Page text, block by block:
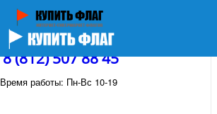
8 (812) 507 88 45
Время работы: Пн-Вс 10-19